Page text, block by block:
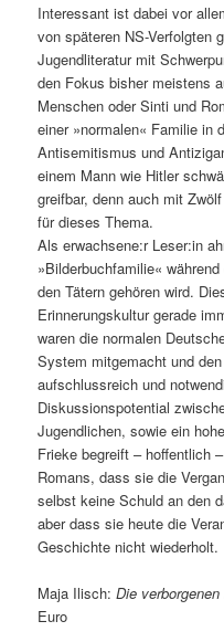
Interessant ist dabei vor
von späteren NS-Verfolgten
Jugendliteratur mit
den Fokus bisher meistens
Menschen oder Sinti und
einer »normalen« Familie in
Antisemitismus und
einem Mann wie Hitler
greifbar, denn auch mit
für dieses Thema.
Als erwachsene:r Leser:in
»Bilderbuchfamilie«
den Tätern gehören wird.
Erinnerungskultur gerade
waren die normalen
System mitgemacht und
aufschlussreich und
Diskussionspotential
Jugendlichen, sowie ein
Frieke begreift – hoffentlich
Romans, dass sie die
selbst keine Schuld an den
aber dass sie heute die
Geschichte nicht wiederholt.
Maja Ilisch:Die
Euro